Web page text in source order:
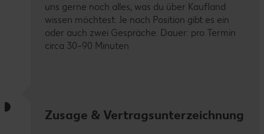
uns gerne noch alles, was du über Kaufland
wissen möchtest. Je nach Position gibt es ein
oder auch zwei Gespräche. Dauer: pro Termin
circa 30–90 Minuten
Zusage & Vertragsunterzeichnung